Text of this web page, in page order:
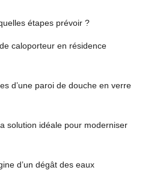
étapes prévoir ?
caloporteur en résidence
d’une paroi de douche en verre
solution idéale pour moderniser
d’un dégât des eaux